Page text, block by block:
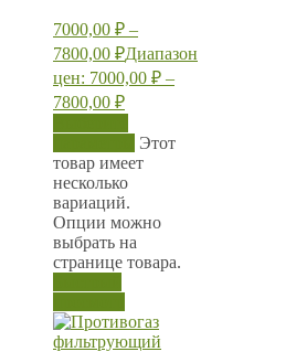
7000,00 ₽ –
7800,00 ₽Диапазон
цен: 7000,00 ₽ –
7800,00 ₽
Этот
товар имеет
несколько
вариаций.
Опции можно
выбрать на
странице товара.